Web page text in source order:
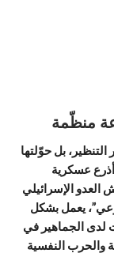
منظّمة
بل حوّلتها
عسكرية
العدو الإسرائيلي
يعمل بشكل
لدى الجماهير في
والحرب النفسية